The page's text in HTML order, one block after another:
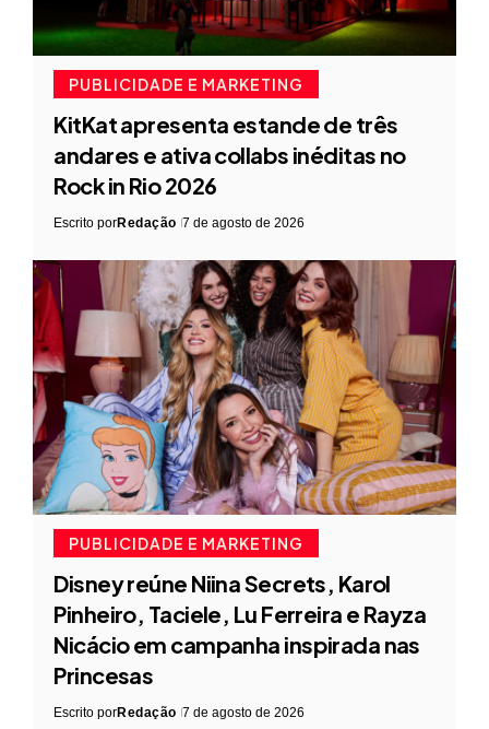
PUBLICIDADE E MARKETING
KitKat apresenta estande de três
andares e ativa collabs inéditas no
Rock in Rio 2026
Escrito porRedação 7 de agosto de 2026
PUBLICIDADE E MARKETING
Disney reúne Niina Secrets, Karol
Pinheiro, Taciele, Lu Ferreira e Rayza
Nicácio em campanha inspirada nas
Princesas
Escrito porRedação 7 de agosto de 2026